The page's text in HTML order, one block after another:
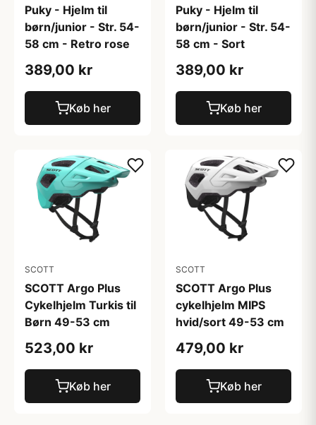
Puky - Hjelm til
børn/junior - Str. 54-
58 cm - Retro rose
389,00 kr
Køb her
Puky - Hjelm til
børn/junior - Str. 54-
58 cm - Sort
389,00 kr
Køb her
SCOTT
SCOTT Argo Plus
Cykelhjelm Turkis til
Børn 49-53 cm
523,00 kr
Køb her
SCOTT
SCOTT Argo Plus
cykelhjelm MIPS
hvid/sort 49-53 cm
479,00 kr
Køb her